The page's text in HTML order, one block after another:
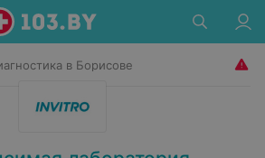
в Борисове